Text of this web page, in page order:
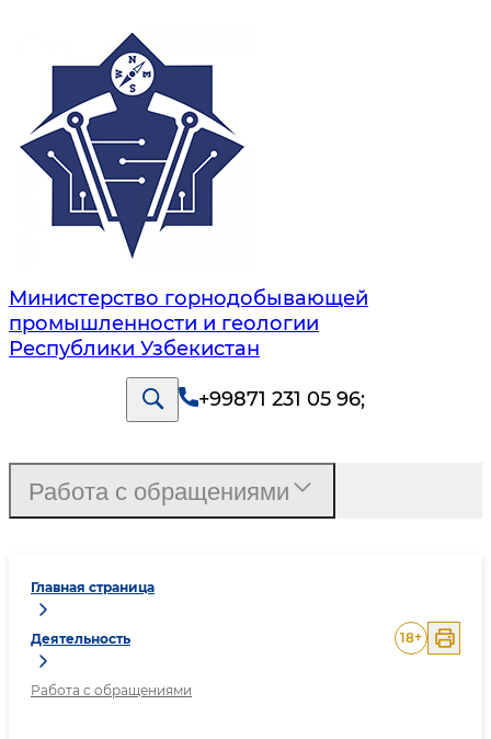
Министерство горнодобывающей
промышленности и геологии
Республики Узбекистан
+99871 231 05 96;
Главная страница
Деятельность
Работа с обращениями
18+
Работа с обращениями